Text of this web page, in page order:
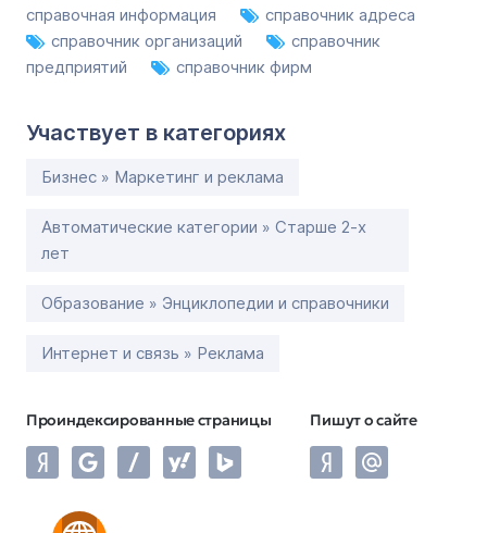
справочная информация
справочник адреса
справочник организаций
справочник
предприятий
справочник фирм
Участвует в категориях
Бизнес » Маркетинг и реклама
Автоматические категории » Старше 2-х
лет
Образование » Энциклопедии и справочники
Интернет и связь » Реклама
Проиндексированные страницы Пишут о сайте